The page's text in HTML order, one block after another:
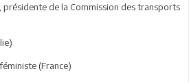
de la Commission des transports
(France)